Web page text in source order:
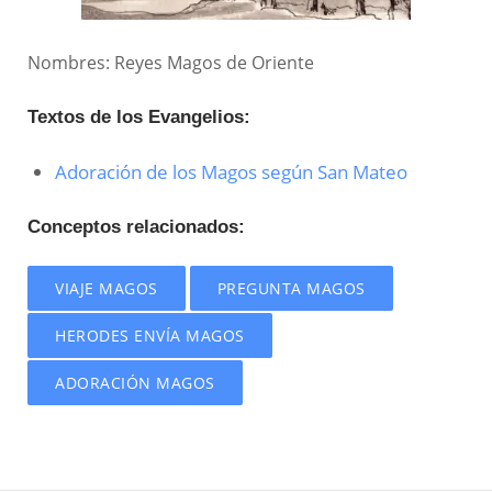
Nombres: Reyes Magos de Oriente
Textos de los Evangelios:
Adoración de los Magos según San Mateo
Conceptos relacionados:
VIAJE MAGOS PREGUNTA MAGOS
HERODES ENVÍA MAGOS
ADORACIÓN MAGOS